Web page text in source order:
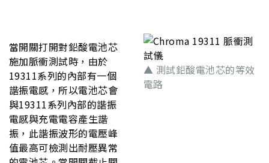
當開關打開對鉛酸電池芯
施加脈衝測試時，由於
19311系列的內部有一個
諧振電感，所以電池芯會
與19311系列內部的諧振
電感與充電電容產生諧
振，此諧振波形的電壓峰
值最高可檢測出耐壓異常
▲ 測試鉛酸電池芯的等效
電路